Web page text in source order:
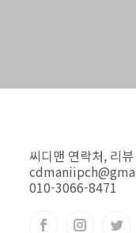
씨디맨 연락처, 리
010-3066-8471